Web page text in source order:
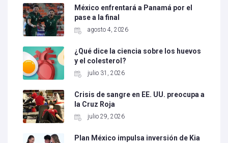
México enfrentará a Panamá por el
pase a la final
agosto 4, 2026
¿Qué dice la ciencia sobre los huevos
y el colesterol?
julio 31, 2026
Crisis de sangre en EE. UU. preocupa a
la Cruz Roja
julio 29, 2026
Plan México impulsa inversión de Kia